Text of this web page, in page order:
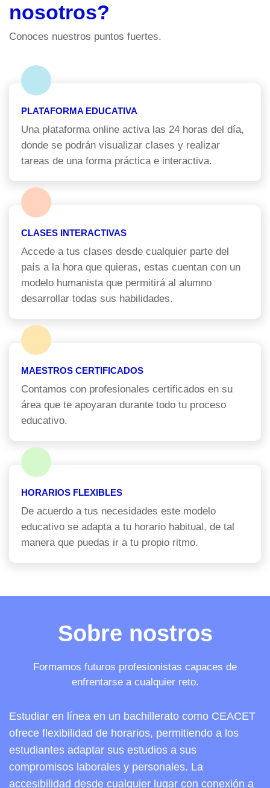
nosotros?
Conoces nuestros puntos fuertes.
PLATAFORMA EDUCATIVA
Una plataforma online activa las 24 horas del día,
donde se podrán visualizar clases y realizar
tareas de una forma práctica e interactiva.
CLASES INTERACTIVAS
Accede a tus clases desde cualquier parte del
país a la hora que quieras, estas cuentan con un
modelo humanista que permitirá al alumno
desarrollar todas sus habilidades.
MAESTROS CERTIFICADOS
Contamos con profesionales certificados en su
área que te apoyaran durante todo tu proceso
educativo.
HORARIOS FLEXIBLES
De acuerdo a tus necesidades este modelo
educativo se adapta a tu horario habitual, de tal
manera que puedas ir a tu propio ritmo.
Sobre nostros
Formamos futuros profesionistas capaces de
enfrentarse a cualquier reto.
Estudiar en línea en un bachillerato como CEACET
ofrece flexibilidad de horarios, permitiendo a los
estudiantes adaptar sus estudios a sus
compromisos laborales y personales. La
accesibilidad desde cualquier lugar con conexión a